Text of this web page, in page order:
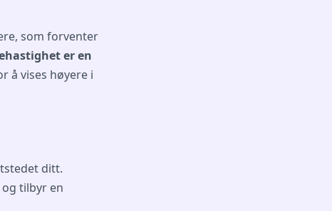
som forventer
er en
å vises høyere i
ditt.
tilbyr en